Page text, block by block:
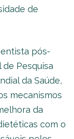
de
pós-
Pesquisa
da Saúde,
mecanismos
da
com o